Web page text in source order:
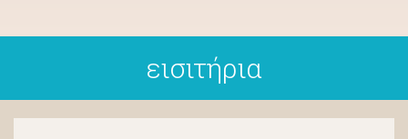
εισιτήρια